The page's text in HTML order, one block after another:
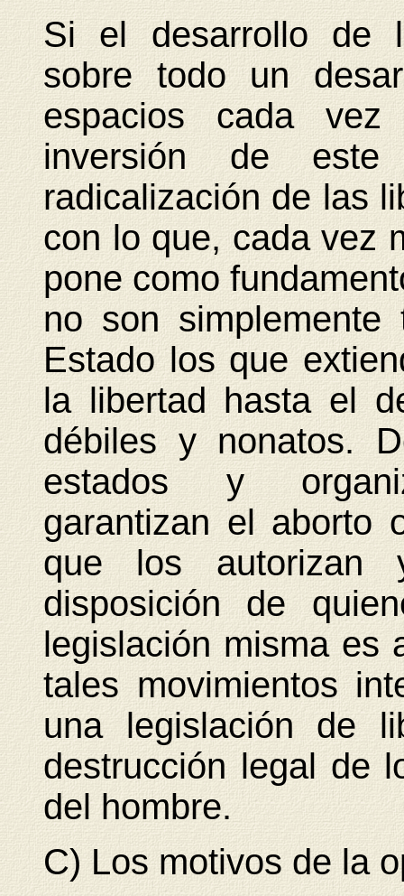
Si el desarrollo de
sobre todo un
espacios cada
inversión de este
radicalización de las
con lo que, cada vez
pone como
no son
Estado los que
la libertad hasta el
débiles y nonatos.
estados y
garantizan el aborto
que los autorizan
disposición de
legislación misma es
tales movimientos
una legislación de
destrucción legal de
del hombre.
C) Los motivos de la